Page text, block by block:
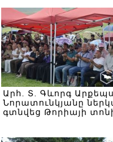
Արհ. Տ. Գևորգ Արքեպս.
Նորատունկյանը
գտնվեց Թորիայի